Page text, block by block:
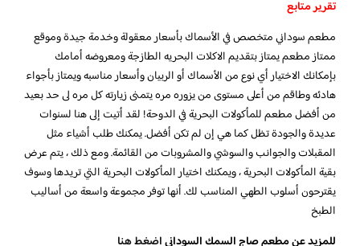
تقرير متابع
مطعم سوداني متخصص في الأسماك بأسعار معقولة وخدمة جيدة وموقع
ممتاز مطعم يمتاز بتقديم الاكلات البحريه الطازجة ومعروضه أمامك
بإمكانك الاختيار أي نوع من الأسماك أو الربيان وأسعار مناسبه ويمتاز بأجواء
هادئه وطاقم من أعلى مستوى من يزوره مره يتمنى زيارته كل مره لى حد بعيد
من أفضل مطعم للمأكولات البحرية في الدوحة! لقد أتيت إلى هنا لسنوات
عديدة والجودة تظل كما هي إن لم تكن أفضل. يمكنك طلب أشياء مثل
المقبلات والجوانب والسوشي والمشروبات من القائمة. ومع ذلك ، يتم عرض
بقية المأكولات البحرية ، ويمكنك اختيار المأكولات البحرية التي تريدها وسوف
يقترحون أسلوب الطهي المناسب لك. أنها توفر مجموعة واسعة من أساليب
الطبخ
للمزيد عن مطعم صاج السمك السودانياضغط هنا